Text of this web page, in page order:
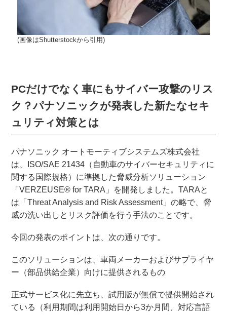
(画像はShutterstockから引用)
PCだけでなく車にもサイバー攻撃のリス
ク？パナソニックが発表した新たなセキ
ュリティ対策とは
パナソニック オートモーティブシステムズ株式会社
は、ISO/SAE 21434（自動車のサイバーセキュリティに
関する国際規格）に準拠した脅威分析ソリューション
「VERZEUSE® for TARA」を開発しました。TARAと
は「Threat Analysis and Risk Assessment」の略で、脅
威の洗い出しとリスク評価を行う手法のことです。
今回の発表のポイントは、次の通りです。
このソリューションは、車両メーカーおよびサプライヤ
ー（部品供給企業）向けに提供されるもの
正式サービス化に先立ち、試用版が無償で提供開始され
ている（利用期間は利用開始日から3か月間、対応言語